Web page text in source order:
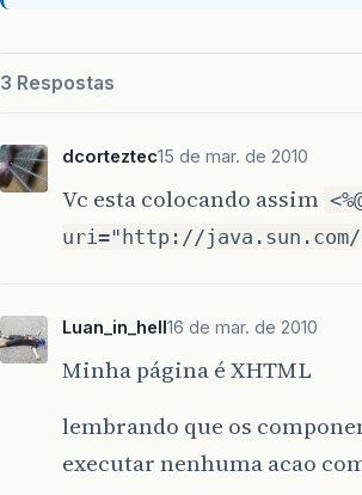
3 Respostas
dcorteztec15 de mar. de 2010
Vc esta colocando assim
uri="http://
Luan_in_hell16 de mar. de 2010
Minha página é XHTML
lembrando que os
executar nenhuma acao